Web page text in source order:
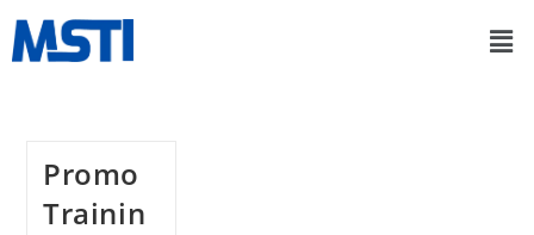
Promo
Trainin